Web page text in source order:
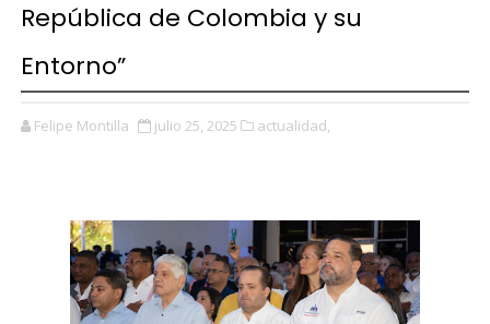
República de Colombia y su
Entorno”
Felipe Montilla julio 25, 2025 actualidad,